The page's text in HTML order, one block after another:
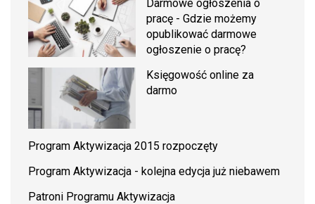
Darmowe ogłoszenia o
pracę - Gdzie możemy
opublikować darmowe
ogłoszenie o pracę?
Księgowość online za
darmo
Program Aktywizacja 2015 rozpoczęty
Program Aktywizacja - kolejna edycja już niebawem
Patroni Programu Aktywizacja